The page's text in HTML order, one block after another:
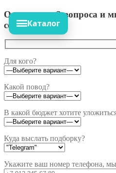
Ответьте на 3 вопроса и
сет!
Для кого?
Какой повод?
В какой бюджет хотите
Куда выслать подборку?
Укажите ваш номер телефона,
Каталог